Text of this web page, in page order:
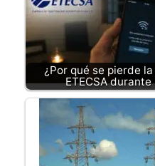
¿Por qué se pierde
ETECSA